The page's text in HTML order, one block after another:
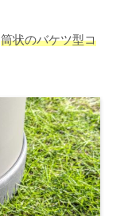
筒状のバケツ型コ